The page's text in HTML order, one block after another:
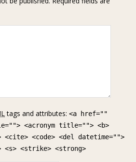
tags and attributes: <a href=""
<acronym title=""> <b>
<code> <del datetime="">
<s> <strike> <strong>